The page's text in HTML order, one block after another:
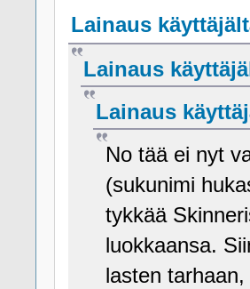
Lainaus
Lainaus
Lainaus
No tää ei nyt
(sukunimi
tykkää
luokkaansa.
lasten